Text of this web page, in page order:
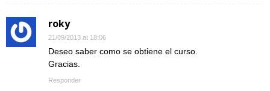
roky
21/09/2013 at 18:06
Deseo saber como se obtiene el curso.
Gracias.
Responder